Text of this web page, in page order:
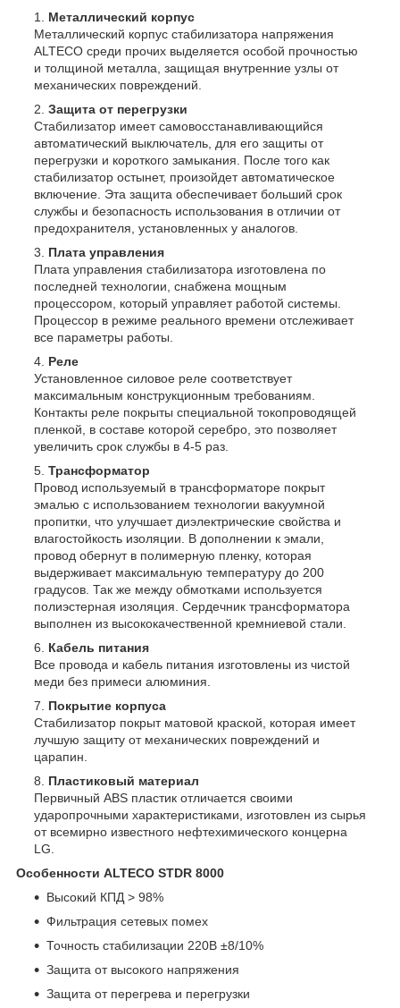
Металлический корпус
Металлический корпус стабилизатора напряжения
ALTECO среди прочих выделяется особой прочностью
и толщиной металла, защищая внутренние узлы от
механических повреждений.
Защита от перегрузки
Стабилизатор имеет самовосстанавливающийся
автоматический выключатель, для его защиты от
перегрузки и короткого замыкания. После того как
стабилизатор остынет, произойдет автоматическое
включение. Эта защита обеспечивает больший срок
службы и безопасность использования в отличии от
предохранителя, установленных у аналогов.
Плата управления
Плата управления стабилизатора изготовлена по
последней технологии, снабжена мощным
процессором, который управляет работой системы.
Процессор в режиме реального времени отслеживает
все параметры работы.
Реле
Установленное силовое реле соответствует
максимальным конструкционным требованиям.
Контакты реле покрыты специальной токопроводящей
пленкой, в составе которой серебро, это позволяет
увеличить срок службы в 4-5 раз.
Трансформатор
Провод используемый в трансформаторе покрыт
эмалью с использованием технологии вакуумной
пропитки, что улучшает диэлектрические свойства и
влагостойкость изоляции. В дополнении к эмали,
провод обернут в полимерную пленку, которая
выдерживает максимальную температуру до 200
градусов. Так же между обмотками используется
полиэстерная изоляция. Сердечник трансформатора
выполнен из высококачественной кремниевой стали.
Кабель питания
Все провода и кабель питания изготовлены из чистой
меди без примеси алюминия.
Покрытие корпуса
Стабилизатор покрыт матовой краской, которая имеет
лучшую защиту от механических повреждений и
царапин.
Пластиковый материал
Первичный ABS пластик отличается своими
ударопрочными характеристиками, изготовлен из сырья
от всемирно известного нефтехимического концерна
LG.
Особенности ALTECO STDR 8000
Высокий КПД > 98%
Фильтрация сетевых помех
Точность стабилизации 220В ±8/10%
Защита от высокого напряжения
Защита от перегрева и перегрузки